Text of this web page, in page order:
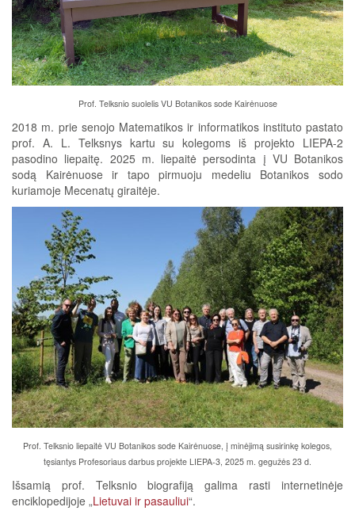
Prof. Telksnio suolelis VU Botanikos sode Kairėnuose
2018 m. prie senojo Matematikos ir informatikos instituto pastato
prof. A. L. Telksnys kartu su kolegoms iš projekto LIEPA-2
pasodino liepaitę. 2025 m. liepaitė persodinta į VU Botanikos
sodą Kairėnuose ir tapo pirmuoju medeliu Botanikos sodo
kuriamoje Mecenatų giraitėje.
Prof. Telksnio liepaitė VU Botanikos sode Kairėnuose, į minėjimą susirinkę kolegos,
tęsiantys Profesoriaus darbus projekte LIEPA-3, 2025 m. gegužės 23 d.
Išsamią prof. Telksnio biografiją galima rasti internetinėje
enciklopedijoje „Lietuvai ir pasauliui“.